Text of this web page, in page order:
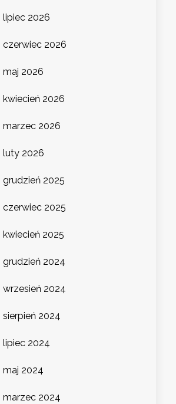
lipiec 2026
czerwiec 2026
maj 2026
kwiecień 2026
marzec 2026
luty 2026
grudzień 2025
czerwiec 2025
kwiecień 2025
grudzień 2024
wrzesień 2024
sierpień 2024
lipiec 2024
maj 2024
marzec 2024